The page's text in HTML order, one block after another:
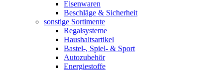
Eisenwaren
Beschläge & Sicherheit
sonstige Sortimente
Regalsysteme
Haushaltsartikel
Bastel-, Spiel- & Sport
Autozubehör
Energiestoffe